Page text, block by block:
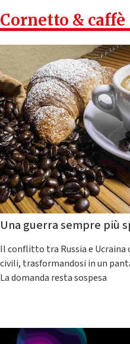
Cornetto & caffè
Una guerra sempre più
Il conflitto tra Russia e Ucraina
civili, trasformandosi in un
La domanda resta sospesa